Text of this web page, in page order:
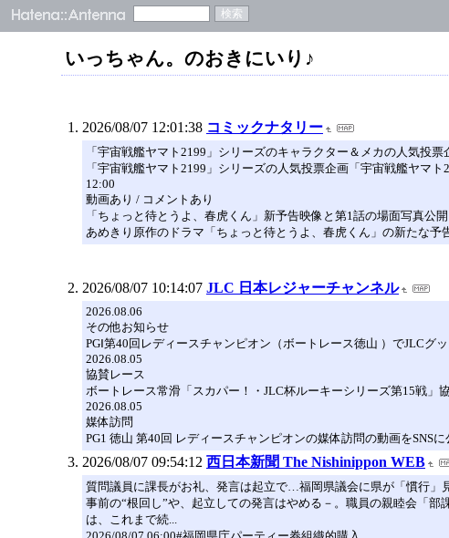
いっちゃん。のおきにいり♪
2026/08/07 12:01:38 コミックナタリー
「宇宙戦艦ヤマト2199」シリーズのキャラクター＆メカの人気投票
「宇宙戦艦ヤマト2199」シリーズの人気投票企画「宇宙戦艦ヤマト
12:00
動画あり / コメントあり
「ちょっと待とうよ、春虎くん」新予告映像と第1話の場面写真公
あめきり原作のドラマ「ちょっと待とうよ、春虎くん」の新たな予
2026/08/07 10:14:07 JLC 日本レジャーチャンネル
2026.08.06
その他お知らせ
PGⅠ第40回レディースチャンピオン（ボートレース徳山 ）でJLCグ
2026.08.05
協賛レース
ボートレース常滑「スカパー！・JLC杯ルーキーシリーズ第15戦」
2026.08.05
媒体訪問
PG1 徳山 第40回 レディースチャンピオンの媒体訪問の動画をSNS
2026/08/07 09:54:12 西日本新聞 The Nishinippon WEB
質問議員に課長がお礼、発言は起立で…福岡県議会に県が「慣行」
事前の“根回し”や、起立しての発言はやめる－。職員の親睦会「
は、これまで続...